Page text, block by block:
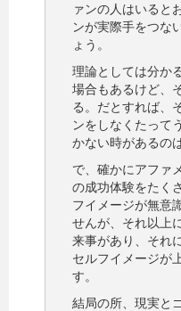
ァンの人はいると
ンが実際手をつな
ょう。
理論としては分か
場合もあるけど、
る。だとすれば、
ンをしなくたって
かない時があるの
で、確かにアファ
の成功体験をたく
フイメージが無意
せんが、それ以上
来事があり、それ
セルフイメージが
す。
結局の所、現実と